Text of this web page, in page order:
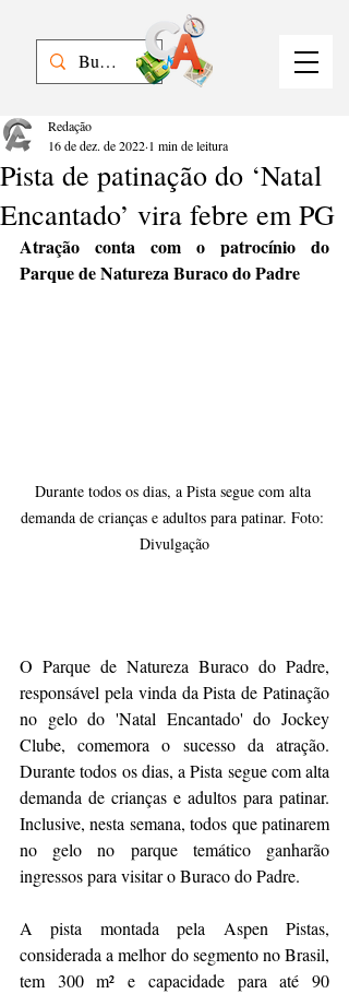
Pista de patinação do ‘Natal
Encantado’ vira febre em PG
Redação
16 de dez. de 2022 1 min de leitura
Atração conta com o patrocínio do
Parque de Natureza Buraco do Padre
Durante todos os dias, a Pista segue com alta
demanda de crianças e adultos para patinar. Foto:
Divulgação
O Parque de Natureza Buraco do Padre,
responsável pela vinda da Pista de Patinação
no gelo do 'Natal Encantado' do Jockey
Clube, comemora o sucesso da atração.
Durante todos os dias, a Pista segue com alta
demanda de crianças e adultos para patinar.
Inclusive, nesta semana, todos que patinarem
no gelo no parque temático ganharão
ingressos para visitar o Buraco do Padre.
A pista montada pela Aspen Pistas,
considerada a melhor do segmento no Brasil,
tem 300 m² e capacidade para até 90